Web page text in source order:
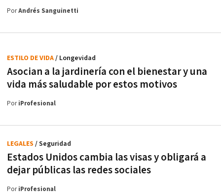
PorAndrés Sanguinetti
Asocian a la jardinería con el bienestar y una
vida más saludable por estos motivos
ESTILO DE VIDA/ Longevidad
PoriProfesional
Estados Unidos cambia las visas y obligará a
dejar públicas las redes sociales
LEGALES / Seguridad
PoriProfesional